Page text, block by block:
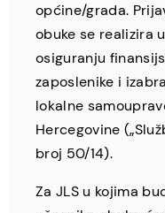
općine/grada.
obuke se realizira
osiguranju
zaposlenike i
lokalne
Hercegovine
broj 50/14).
Za JLS u kojima